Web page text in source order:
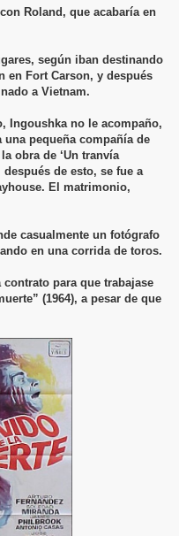
Roland, que acabaría en
según iban destinando
en Fort Carson, y después
a Vietnam.
Ingoushka no le acompaño,
pequeña compañía de
obra de ‘Un tranvía
después de esto, se fue a
El matrimonio,
casualmente un fotógrafo
en una corrida de toros.
para que trabajase
(1964), a pesar de que